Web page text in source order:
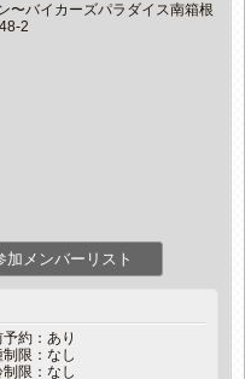
〜バイカーズパラダイス南箱根
2
加メンバーリスト
約：あり
制限：なし
制限：なし